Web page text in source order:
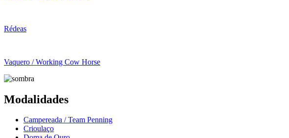
Rédeas
Vaquero / Working Cow Horse
Modalidades
Campereada / Team Penning
Crioulaço